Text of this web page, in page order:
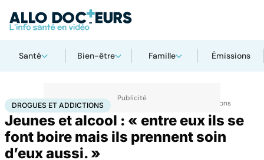
Santé Bien-être Famille Émissions
AccueilSantéMaladiesDrogues et addictions Drogues et addictions
DROGUES ET ADDICTIONS
Jeunes et alcool : « entre eux ils se
font boire mais ils prennent soin
d’eux aussi. »